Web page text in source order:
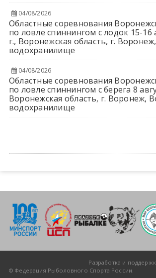
04/08/2026
Областные соревнования
по ловле спиннингом с лодок 15-16
г., Воронежская область, г.
водохранилище
04/08/2026
Областные соревнования
по ловле спиннингом с берега 8
Воронежская область, г. Воронеж,
водохранилище
Разработка и
© Федерация Рыболовного Спорта России.